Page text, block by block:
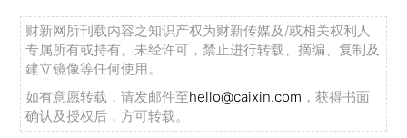
财新网所刊载内容之知识产权为财新传媒及/或相关权利人
专属所有或持有。未经许可，禁止进行转载、摘编、复制及
建立镜像等任何使用。
如有意愿转载，请发邮件至hello@caixin.com ，获得书面
确认及授权后，方可转载。